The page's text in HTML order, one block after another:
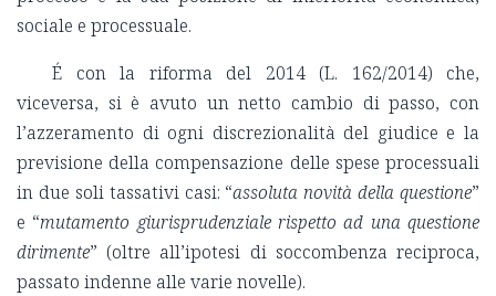
sociale e processuale.
É con la riforma del 2014 (L. 162/2014) che,
viceversa, si è avuto un netto cambio di passo, con
l’azzeramento di ogni discrezionalità del giudice e la
previsione della compensazione delle spese processuali
in due soli tassativi casi: “assoluta novità della questione”
e “mutamento giurisprudenziale rispetto ad una questione
dirimente” (oltre all’ipotesi di soccombenza reciproca,
passato indenne alle varie novelle).